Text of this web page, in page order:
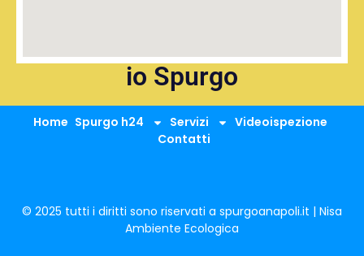
io Spurgo
Home Spurgo h24 Servizi
Videoispezione
Contatti
© 2025 tutti i diritti sono riservati a spurgoanapoli.it | Nisa
Ambiente Ecologica